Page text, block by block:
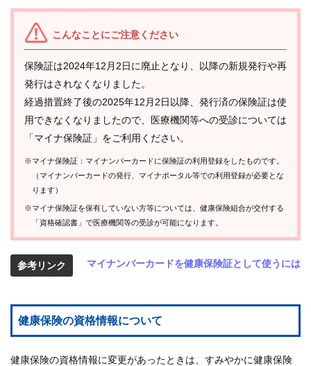
申
請
書
一
よ
く
あ
質
組合
こんなことにご注意ください
保険証は2024年12月2日に廃止となり、以降の新規発行や再
発行はされなくなりました。
経過措置終了後の2025年12月2日以降、発行済の保険証は使
用できなくなりましたので、医療機関等への受診については
「マイナ保険証」をご利用ください。
※マイナ保険証：マイナンバーカードに保険証の利用登録をしたものです。
（マイナンバーカードの発行、マイナポータル等での利用登録が必要とな
ります）
※マイナ保険証を保有していない方等については、健康保険組合が交付する
「資格確認書」で医療機関等の受診が可能になります。
参考リンク マイナンバーカードを健康保険証として使うには
健康保険の資格情報について
健康保険の資格情報に変更があったときは、すみやかに健康保険